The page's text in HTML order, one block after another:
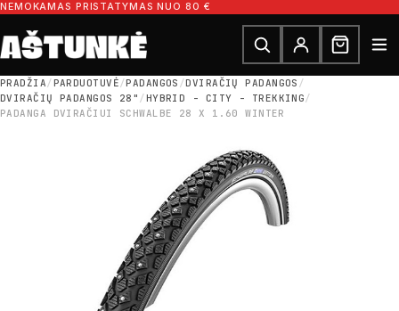
Pereiti prie turinio
NEMOKAMAS PRISTATYMAS NUO 80 €
Ieškoti dalių
Ieškoti
PRADŽIA/PARDUOTUVĖ/PADANGOS /DVIRAČIŲ PADANGOS /
DVIRAČIŲ PADANGOS 28" /HYBRID - CITY - TREKKING/
PADANGA DVIRAČIUI SCHWALBE 28 X 1.60 WINTER